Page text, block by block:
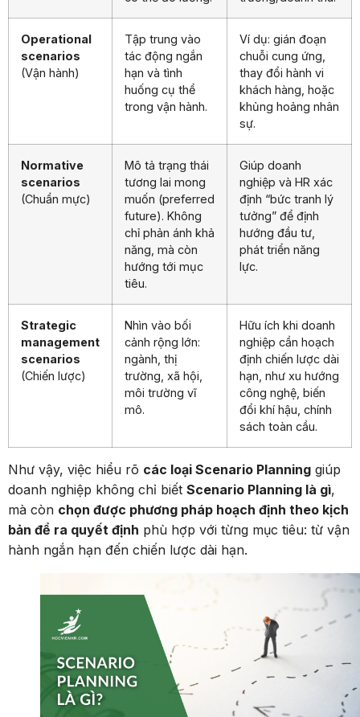
Operational
scenarios
(Vận hành)
Tập trung vào
tác động ngắn
hạn và tình
huống cụ thể
trong vận hành.
Ví dụ: gián đoạn
chuỗi cung ứng,
thay đổi hành vi
khách hàng, hoặc
khủng hoảng nhân
sự.
Normative
scenarios
(Chuẩn mực)
Mô tả trạng thái
tương lai mong
muốn (preferred
future). Không
chỉ phản ánh khả
năng, mà còn
hướng tới mục
tiêu.
Giúp doanh
nghiệp và HR xác
định “bức tranh lý
tưởng” để định
hướng đầu tư,
phát triển năng
lực.
Strategic
management
scenarios
(Chiến lược)
Nhìn vào bối
cảnh rộng lớn:
ngành, thị
trường, xã hội,
môi trường vĩ
mô.
Hữu ích khi doanh
nghiệp cần hoạch
định chiến lược dài
hạn, như xu hướng
công nghệ, biến
đổi khí hậu, chính
sách toàn cầu.
Như vậy, việc hiểu rõ các loại Scenario Planning giúp
doanh nghiệp không chỉ biết Scenario Planning là gì
mà còn chọn được phương pháp hoạch định theo kịch
bản để ra quyết định phù hợp với từng mục tiêu: từ vận
hành ngắn hạn đến chiến lược dài hạn.